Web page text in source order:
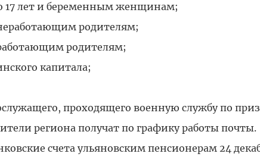
17 лет и беременным женщинам;
родителям;
родителям;
капитала;
проходящего военную службу по
региона получат по графику работы почты.
счета ульяновским пенсионерам 24